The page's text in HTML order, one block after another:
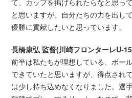
て、カップを掲げられたらなと思っ
と思いますが、自分たちの力を出し
優勝に貢献したいと思っています。
長橋康弘 監督(川崎フロンターレU-
前半は私たちが理想している、ボー
できていたと思いますが、得点され
は少し持ち込めなくなりました。選